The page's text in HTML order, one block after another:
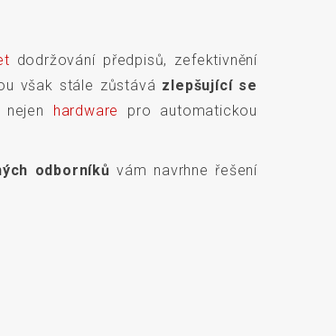
dodržování předpisů, zefektivnění
však stále zůstává zlepšující se
hardware
pro automatickou
odborníků vám navrhne řešení